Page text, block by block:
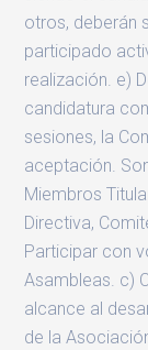
otros, deberán
participado
realización. e)
candidatura
sesiones, la
aceptación.
Miembros
Directiva,
Participar con
Asambleas. c)
alcance al
de la